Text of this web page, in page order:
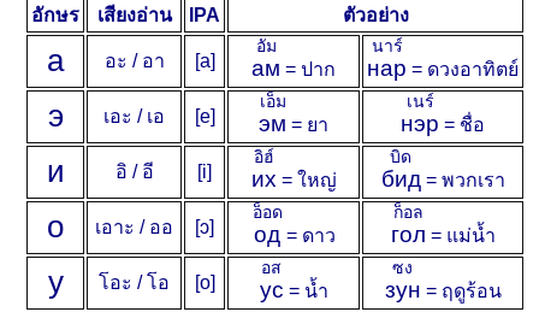
อักษร เสียงอ่าน IPA ตัวอย่าง
а อะ / อา [a] ам
อัม
= ปาก нар
นาร์
= ดวงอาทิตย์
э เอะ / เอ [e] эм
เอ็ม
= ยา нэр
เนร์
= ชื่อ
и อิ / อี [i] их
อิฮ์
= ใหญ่ бид
บิด
= พวกเรา
о เอาะ / ออ [ɔ] од
อ็อด
= ดาว гол
ก็อล
= แม่น้ำ
у โอะ / โอ [o] ус
อส
= น้ำ зун
ซง
= ฤดูร้อน